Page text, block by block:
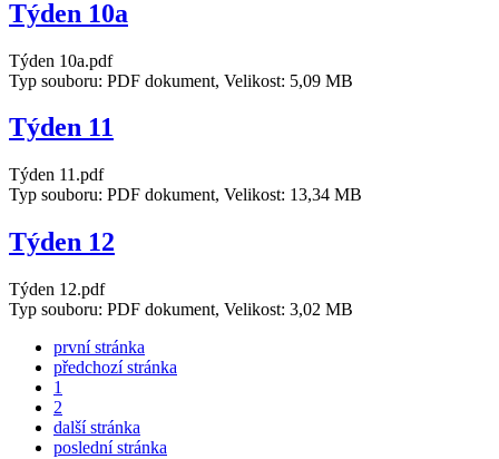
Týden 10a
Týden 10a.pdf
Typ souboru: PDF dokument, Velikost: 5,09 MB
Týden 11
Týden 11.pdf
Typ souboru: PDF dokument, Velikost: 13,34 MB
Týden 12
Týden 12.pdf
Typ souboru: PDF dokument, Velikost: 3,02 MB
první stránka
předchozí stránka
1
2
další stránka
poslední stránka